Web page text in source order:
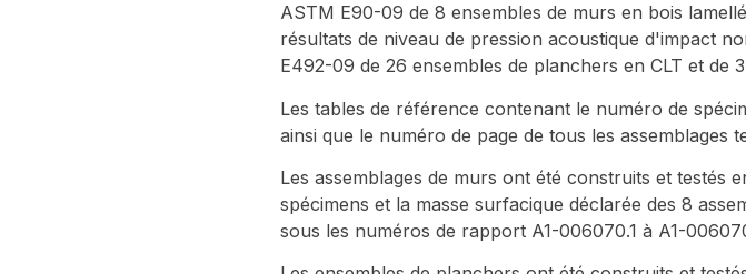
ASTM E90-09 de 8 ensembles de murs en bois
résultats de niveau de pression acoustique d'impact
E492-09 de 26 ensembles de planchers en CLT et de
Les tables de référence contenant le numéro de
ainsi que le numéro de page de tous les assemblages
Les assemblages de murs ont été construits et testés
spécimens et la masse surfacique déclarée des 8
sous les numéros de rapport A1-006070.1 à A1-